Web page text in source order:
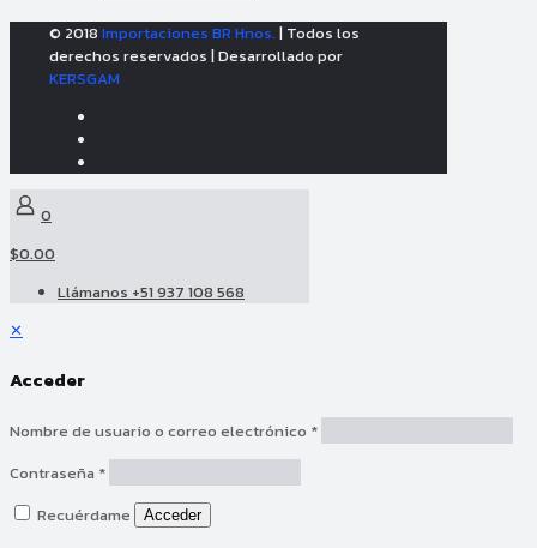
© 2018 Importaciones BR Hnos.| Todos los
derechos reservados | Desarrollado por
KERSGAM
0
$0.00
Llámanos +51 937 108 568
✕
Acceder
Nombre de usuario o correo electrónico *
Contraseña *
Recuérdame
Acceder